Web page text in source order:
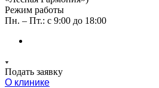
Режим работы
Пн. – Пт.: с 9:00 до 18:00
Подать заявку
О клинике